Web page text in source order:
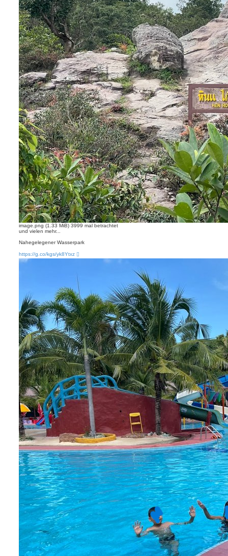
image.png (1.33 MiB) 3999 mal betrachtet
und vielen mehr...
Nahegelegener Wasserpark
https://g.co/kgs/yk8Ytxz